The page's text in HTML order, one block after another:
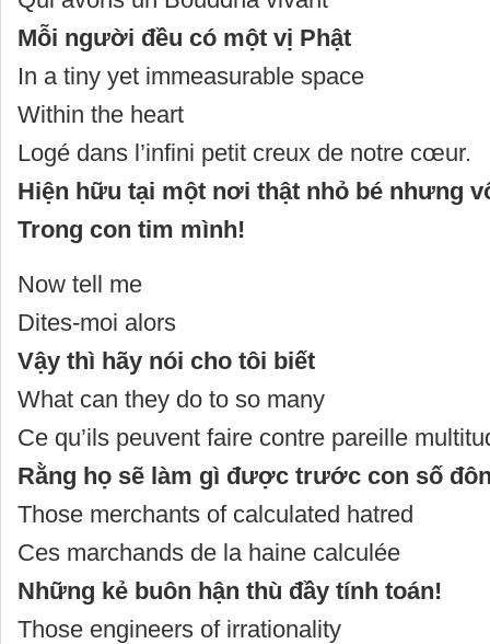
Mỗi người đều có một vị Phật
In a tiny yet immeasurable space
Within the heart
Logé dans l’infini petit creux de notre cœur.
Hiện hữu tại một nơi thật nhỏ bé nhưng
Trong con tim mình!
Now tell me
Dites-moi alors
Vậy thì hãy nói cho tôi biết
What can they do to so many
Ce qu’ils peuvent faire contre pareille
Rằng họ sẽ làm gì được trước con số
Those merchants of calculated hatred
Ces marchands de la haine calculée
Những kẻ buôn hận thù đầy tính toán!
Those engineers of irrationality